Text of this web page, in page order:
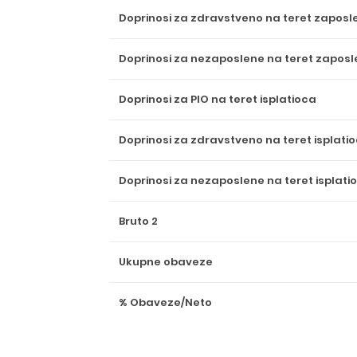
Doprinosi za zdravstveno na teret
Doprinosi za nezaposlene na teret
Doprinosi za PIO na teret isplatioca
Doprinosi za zdravstveno na teret
Doprinosi za nezaposlene na teret
Bruto 2
Ukupne obaveze
% Obaveze/Neto